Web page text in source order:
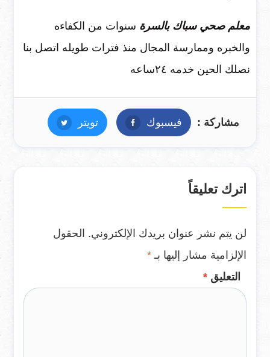
معلم صحي سباك بالسرة سنوات من الكفاءه
والخبره وممارسة المجال منذ فترات طويله اتصل بنا
نصلك الحين خدمه ٢٤ساعه
مشاركة : فيسبوك فيسبوكتويتر تويتر
اترك تعليقاً
لن يتم نشر عنوان بريدك الإلكتروني. الحقول
الإلزامية مشار إليها بـ *
التعليق *